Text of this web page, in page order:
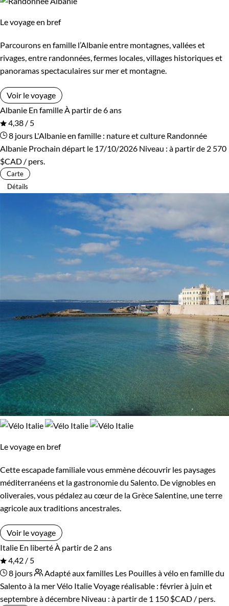
Le voyage en bref
Parcourons en famille l’Albanie entre montagnes, vallées et
rivages, entre randonnées, fermes locales, villages historiques et
panoramas spectaculaires sur mer et montagne.
Voir le voyage
Albanie En familleÀ partir de 6 ans
4,38 / 5
8 jours L'Albanie en famille : nature et culture Randonnée
Albanie Prochain départ le 17/10/2026 Niveau : à partir de 2 570
$CAD / pers.
Carte
Détails
Le voyage en bref
Cette escapade familiale vous emmène découvrir les paysages
méditerranéens et la gastronomie du Salento. De vignobles en
oliveraies, vous pédalez au cœur de la Grèce Salentine, une terre
agricole aux traditions ancestrales.
Voir le voyage
Italie En libertéÀ partir de 2 ans
4,42 / 5
8 jours
Adapté aux familles Les Pouilles à vélo en famille du
Salento à la merVélo ItalieVoyage réalisable : février à juin et
septembre à décembre Niveau : à partir de 1 150 $CAD / pers.